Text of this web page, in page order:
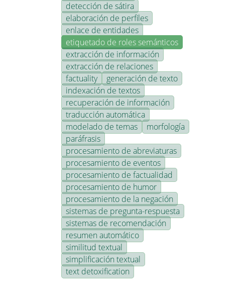
detección de sátira
elaboración de perfiles
enlace de entidades
etiquetado de roles semánticos
extracción de información
extracción de relaciones
factuality
generación de texto
indexación de textos
recuperación de información
traducción automática
modelado de temas
morfología
paráfrasis
procesamiento de abreviaturas
procesamiento de eventos
procesamiento de factualidad
procesamiento de humor
procesamiento de la negación
sistemas de pregunta-respuesta
sistemas de recomendación
resumen automático
similitud textual
simplificación textual
text detoxification